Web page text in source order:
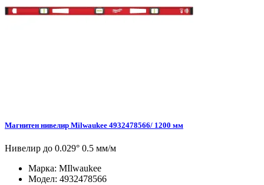
Магнитен нивелир Milwaukee 4932478566/ 1200 мм
Нивелир до 0.029° 0.5 мм/м
Марка: MIlwaukee
Модел: 4932478566